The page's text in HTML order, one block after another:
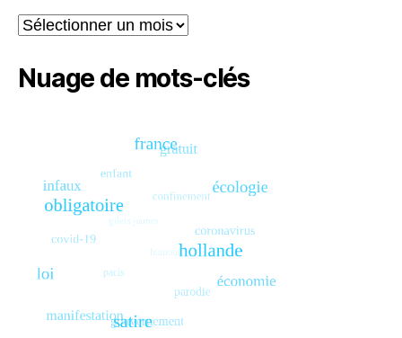
Archives
Nuage de mots-clés